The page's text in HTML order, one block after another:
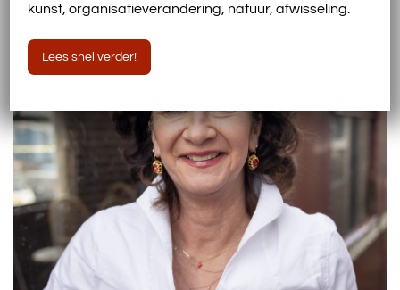
kunst, organisatieverandering, natuur, afwisseling.
Lees snel verder!